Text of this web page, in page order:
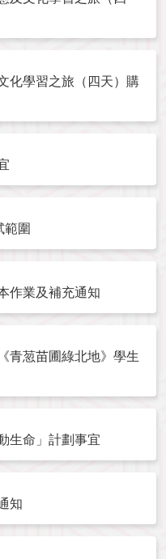
化學習之旅（四天）購
範圍
作業及補充通知
青䓤苗圃綠北地》學生
生命」計劃事宜
知